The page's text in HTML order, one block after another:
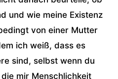
und wie meine Existenz
von einer Mutter
ich weiß, dass es
sind, selbst wenn du
mir Menschlichkeit